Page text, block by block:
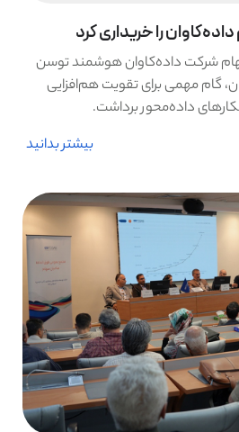
۶۷ درصد سهام شرکت داده‌کاوان هوشمند توسن
تومان، گام مهمی برای تقویت هم‌افزایی
داده‌محور برداشت.
بیشتر بدانید